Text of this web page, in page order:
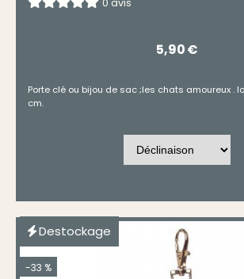
5,90€
Porte clé ou bijou de sac ;les chats amoureux .
cm.
Destockage
-33 %